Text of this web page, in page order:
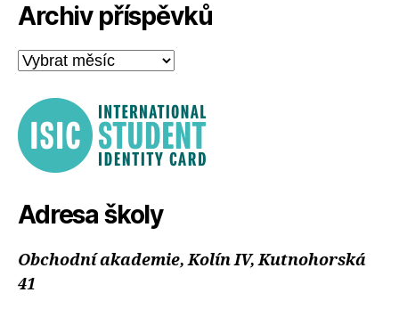
Archiv příspěvků
Archiv
příspěvků
Adresa školy
Obchodní akademie, Kolín IV, Kutnohorská
41